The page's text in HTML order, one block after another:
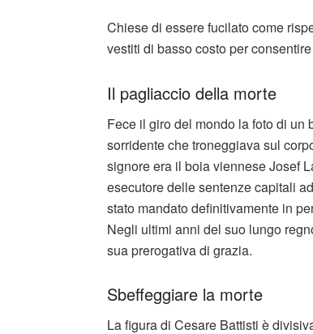
Chiese di essere fucilato come
vestiti di basso costo per
Il pagliaccio della morte
Fece il giro del mondo la foto di un
sorridente che troneggiava sul
signore era il boia viennese Josef
esecutore delle sentenze capitali
stato mandato definitivamente in
Negli ultimi anni del suo lungo
sua prerogativa di grazia.
Sbeffeggiare la morte
La figura di Cesare Battisti è